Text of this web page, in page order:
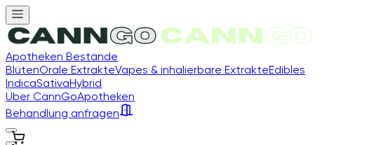
Apotheken Bestände
BlütenOrale ExtrakteVapes & inhalierbare ExtrakteEdibles
IndicaSativaHybrid
Über CannGoApotheken
Behandlung anfragen